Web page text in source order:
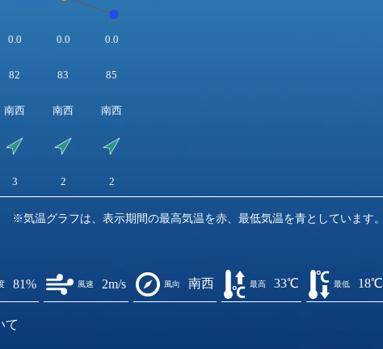
0.0 0.0 0.0
82 83 85
南西 南西 南西
3 2 2
※気温グラフは、表示期間の最高気温を赤、最低気温を青としています。
81% 風速 2m/s 風向 南西 最高 33℃ 最低 18℃
て